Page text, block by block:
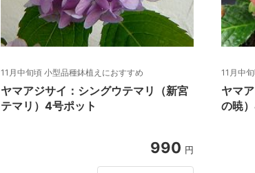
11月中旬頃 小型品種鉢植えにおすすめ
ヤマアジサイ：シングウテマリ（新宮
テマリ）4号ポット
990 円
11月中
ヤマ
の暁